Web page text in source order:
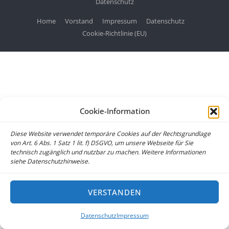
Cookie-Information
Diese Website verwendet temporäre Cookies auf der Rechtsgrundlage
von Art. 6 Abs. 1 Satz 1 lit. f) DSGVO, um unsere Webseite für Sie
technisch zugänglich und nutzbar zu machen. Weitere Informationen
siehe Datenschutzhinweise.
VERSTANDEN
DatenschutzImpressum
Home Vorstand Impressum
Datenschutz
Cookie-Richtlinie (EU)